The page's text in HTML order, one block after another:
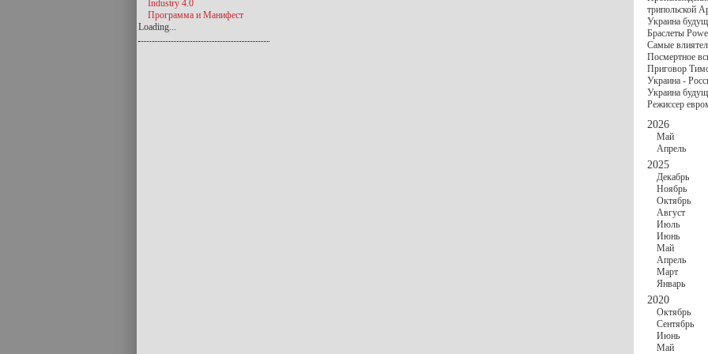
Industry 4.0
Программа и Манифест
Loading...
27 Ноября
Турции
17 Ноября
шестилетнего
16 Ноября
13 Ноября
10 Ноября
10 Ноября
особом статусе
03 Ноября
трипольской
Украина
Браслеты
Самые
Посмертное
Приговор
Украина -
Украина
Режиссер
2026
Май
Апрель
2025
Декабрь
Ноябрь
Октябрь
Август
Июль
Июнь
Май
Апрель
Март
Январь
2020
Октябрь
Сентябрь
Июнь
Май